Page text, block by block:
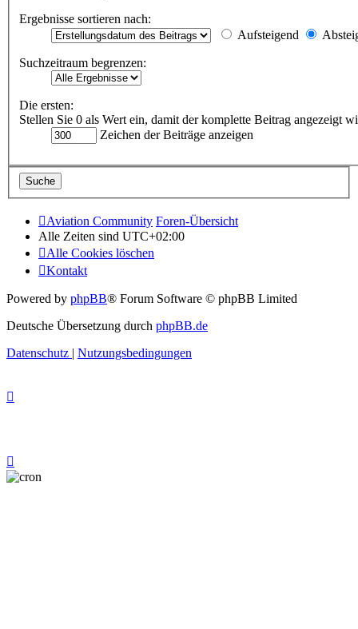
Ergebnisse sortieren nach:
Aufsteigend
Suchzeitraum begrenzen:
Die ersten:
Stellen Sie 0 als Wert ein, damit der komplette Beitrag angezeigt
Zeichen der Beiträge anzeigen
Aviation Community Foren-Übersicht
Alle Zeiten sind UTC+02:00
Alle Cookies löschen
Kontakt
Powered by phpBB® Forum Software © phpBB Limited
Deutsche Übersetzung durch phpBB.de
Datenschutz | Nutzungsbedingungen